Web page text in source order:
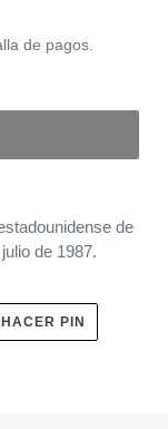
de pagos.
de
de 1987.
HACER PIN
PINTEREST